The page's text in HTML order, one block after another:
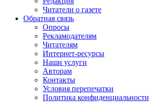
Читатели о газете
Обратная связь
Опросы
Рекламодателям
Читателям
Интернет-ресурсы
Наши услуги
Авторам
Контакты
Условия перепечатки
Политика конфиденциальности